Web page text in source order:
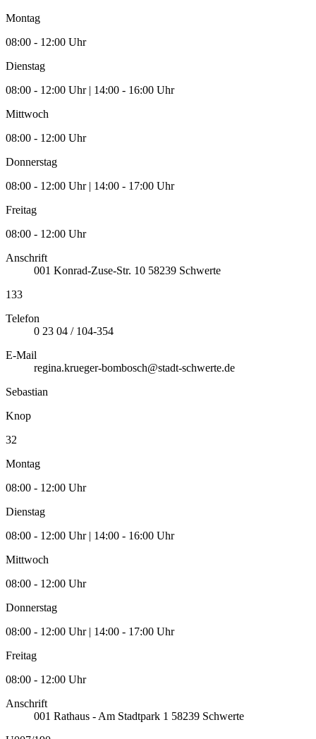
Montag
08:00 - 12:00 Uhr
Dienstag
08:00 - 12:00 Uhr | 14:00 - 16:00 Uhr
Mittwoch
08:00 - 12:00 Uhr
Donnerstag
08:00 - 12:00 Uhr | 14:00 - 17:00 Uhr
Freitag
08:00 - 12:00 Uhr
Anschrift
001 Konrad-Zuse-Str. 10 58239 Schwerte
133
Telefon
0 23 04 / 104-354
E-Mail
regina.krueger-bombosch@stadt-schwerte.de
Sebastian
Knop
32
Montag
08:00 - 12:00 Uhr
Dienstag
08:00 - 12:00 Uhr | 14:00 - 16:00 Uhr
Mittwoch
08:00 - 12:00 Uhr
Donnerstag
08:00 - 12:00 Uhr | 14:00 - 17:00 Uhr
Freitag
08:00 - 12:00 Uhr
Anschrift
001 Rathaus - Am Stadtpark 1 58239 Schwerte